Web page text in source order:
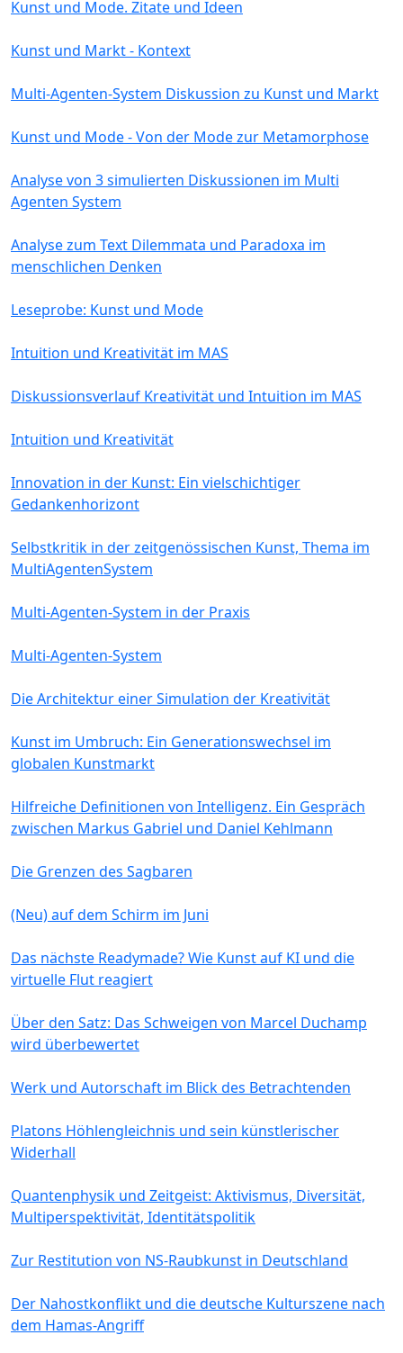
Kunst und Mode. Zitate und Ideen
Kunst und Markt - Kontext
Multi-Agenten-System Diskussion zu Kunst und Markt
Kunst und Mode - Von der Mode zur Metamorphose
Analyse von 3 simulierten Diskussionen im Multi
Agenten System
Analyse zum Text Dilemmata und Paradoxa im
menschlichen Denken
Leseprobe: Kunst und Mode
Intuition und Kreativität im MAS
Diskussionsverlauf Kreativität und Intuition im MAS
Intuition und Kreativität
Innovation in der Kunst: Ein vielschichtiger
Gedankenhorizont
Selbstkritik in der zeitgenössischen Kunst, Thema im
MultiAgentenSystem
Multi-Agenten-System in der Praxis
Multi-Agenten-System
Die Architektur einer Simulation der Kreativität
Kunst im Umbruch: Ein Generationswechsel im
globalen Kunstmarkt
Hilfreiche Definitionen von Intelligenz. Ein Gespräch
zwischen Markus Gabriel und Daniel Kehlmann
Die Grenzen des Sagbaren
(Neu) auf dem Schirm im Juni
Das nächste Readymade? Wie Kunst auf KI und die
virtuelle Flut reagiert
Über den Satz: Das Schweigen von Marcel Duchamp
wird überbewertet
Werk und Autorschaft im Blick des Betrachtenden
Platons Höhlengleichnis und sein künstlerischer
Widerhall
Quantenphysik und Zeitgeist: Aktivismus, Diversität,
Multiperspektivität, Identitätspolitik
Zur Restitution von NS-Raubkunst in Deutschland
Der Nahostkonflikt und die deutsche Kulturszene nach
dem Hamas-Angriff